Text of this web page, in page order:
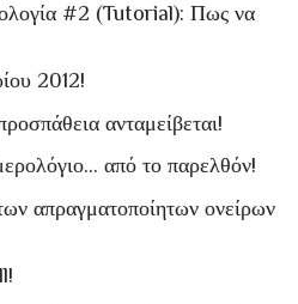
#2 (Tutorial): Πως να
2012!
ανταμείβεται!
από το παρελθόν!
απραγματοποίητων ονείρων